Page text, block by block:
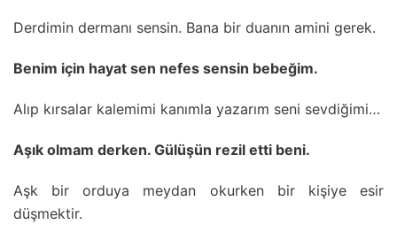
Derdimin dermanı sensin. Bana bir duanın amini gerek.
Benim için hayat sen nefes sensin bebeğim.
Alıp kırsalar kalemimi kanımla yazarım seni sevdiğimi…
Aşık olmam derken. Gülüşün rezil etti beni.
Aşk bir orduya meydan okurken bir kişiye esir
düşmektir.